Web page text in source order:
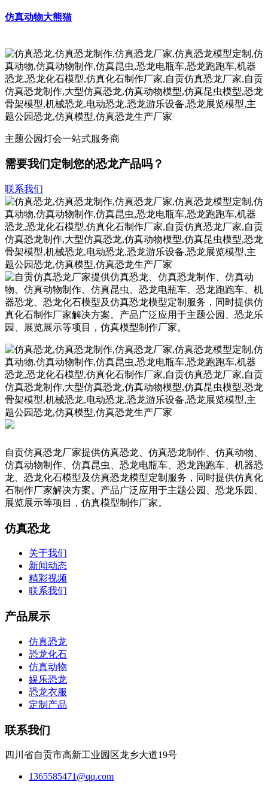
仿真动物大熊猫
主题公园灯会一站式服务商
需要我们定制您的恐龙产品吗？
联系我们
自贡仿真恐龙厂家提供仿真恐龙、仿真恐龙制作、仿真动物、
仿真动物制作、仿真昆虫、恐龙电瓶车、恐龙跑跑车、机器恐
龙、恐龙化石模型及仿真恐龙模型定制服务，同时提供仿真化
石制作厂家解决方案。产品广泛应用于主题公园、恐龙乐园、
展览展示等项目，仿真模型制作厂家。
仿真恐龙
关于我们
新闻动态
精彩视频
联系我们
产品展示
仿真恐龙
恐龙化石
仿真动物
娱乐恐龙
恐龙衣服
定制产品
联系我们
四川省自贡市高新工业园区龙乡大道19号
1365585471@qq.com